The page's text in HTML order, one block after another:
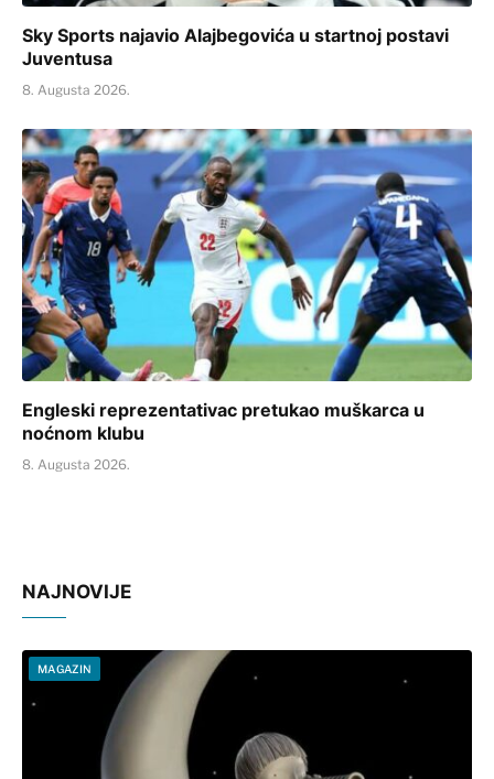
Sky Sports najavio Alajbegovića u startnoj postavi
Juventusa
8. Augusta 2026.
Engleski reprezentativac pretukao muškarca u
noćnom klubu
8. Augusta 2026.
NAJNOVIJE
MAGAZIN